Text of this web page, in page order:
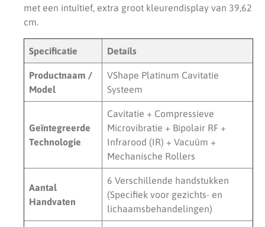
met een intuïtief, extra groot kleurendisplay van 39,62
cm.
Specificatie Details
Productnaam /
Model
VShape Platinum Cavitatie
Systeem
Geïntegreerde
Technologie
Cavitatie + Compressieve
Microvibratie + Bipolair RF +
Infrarood (IR) + Vacuüm +
Mechanische Rollers
Aantal
Handvaten
6 Verschillende handstukken
(Specifiek voor gezichts- en
lichaamsbehandelingen)